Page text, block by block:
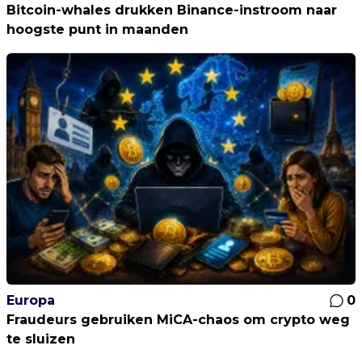
Bitcoin-whales drukken Binance-instroom naar
hoogste punt in maanden
Europa
0
Fraudeurs gebruiken MiCA-chaos om crypto weg
te sluizen